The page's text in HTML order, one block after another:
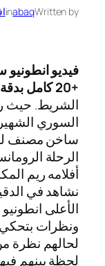
Written by
abaq
in
فيديو
+20 كامل بدقة عالية
الشريط. حيث
السوري
الرحلة
أفلامه ريم
الأعلى
ونظرات بتحكي
لحالهم نظرة
لحظة بينهم